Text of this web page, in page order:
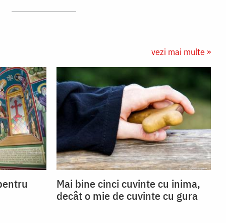
vezi mai multe »
Mai bine cinci cuvinte cu inima,
decât o mie de cuvinte cu gura